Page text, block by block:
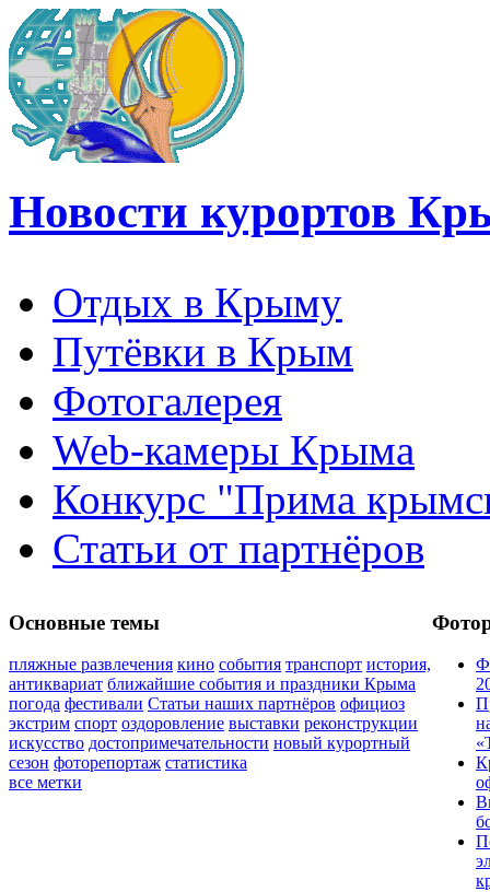
Новости курортов
Отдых в Крыму
Путёвки в Крым
Фотогалерея
Web-камеры Крыма
Конкурс "Прима
Статьи от партнёров
Основные темы
пляжные развлечения кино события транспорт история,
антиквариат ближайшие события и праздники Крыма
погода фестивали Статьи наших партнёров официоз
экстрим спорт оздоровление выставки реконструкции
искусство достопримечательности новый курортный
сезон фоторепортаж статистика
все метки